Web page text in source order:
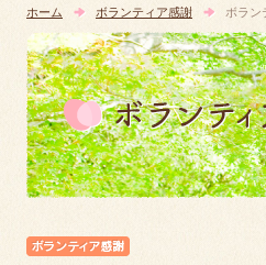
ホーム ボランティア感謝 ボラン